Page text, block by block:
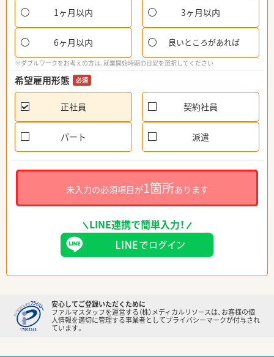
1ヶ月以内 3ヶ月以内
6ヶ月以内 良いところがあれば
※ダブルワークをお考えの方は、就業開始時期の目安を選択してください
希望雇用形態 必須
正社員 契約社員
パート 派遣
未入力の必須項目が1箇所あります
LINE連携で簡単入力！
安心してご登録いただくために
ファルマスタッフを運営する（株）メディカルリソースは、お客様の個
人情報を適切に管理する事業者としてプライバシーマークが付与され
ています。